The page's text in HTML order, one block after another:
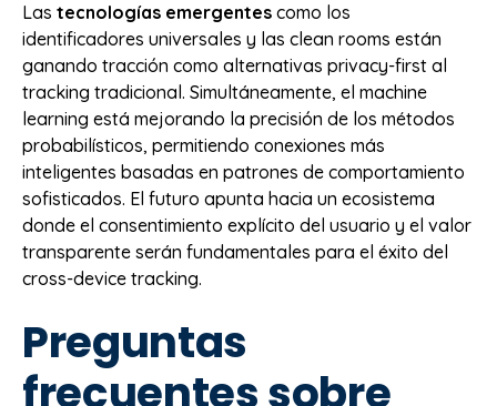
Las tecnologías emergentes como los
identificadores universales y las clean rooms están
ganando tracción como alternativas privacy-first al
tracking tradicional. Simultáneamente, el machine
learning está mejorando la precisión de los métodos
probabilísticos, permitiendo conexiones más
inteligentes basadas en patrones de comportamiento
sofisticados. El futuro apunta hacia un ecosistema
donde el consentimiento explícito del usuario y el valor
transparente serán fundamentales para el éxito del
cross-device tracking.
Preguntas
frecuentes sobre